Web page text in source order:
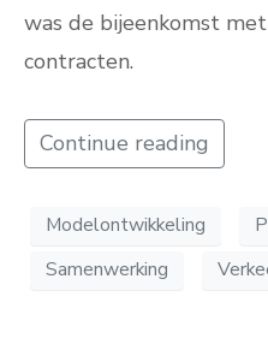
was de bijeenkomst
contracten.
Continue reading
Modelontwikkeling
Samenwerking